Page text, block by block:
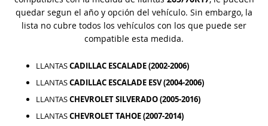
quedar segun el año y opción del vehículo. Sin embargo, la
lista no cubre todos los vehículos con los que puede ser
compatible esta medida.
LLANTASCADILLAC ESCALADE (2002-2006)
LLANTASCADILLAC ESCALADE ESV (2004-2006)
LLANTASCHEVROLET SILVERADO (2005-2016)
LLANTASCHEVROLET TAHOE (2007-2014)